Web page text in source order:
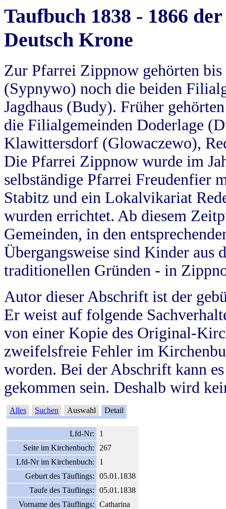
Taufbuch 1838 - 1866
Deutsch Krone
Zur Pfarrei Zippnow gehörten
(Sypnywo) noch die beiden
Jagdhaus (Budy). Früher
die Filialgemeinden Doderlage
Klawittersdorf (Glowaczewo),
Die Pfarrei Zippnow wurde im
selbständige Pfarrei Freudenfier
Stabitz und ein Lokalvikariat
wurden errichtet. Ab diesem
Gemeinden, in den
Übergangsweise sind Kinder aus
traditionellen Gründen - in
Autor dieser Abschrift ist der
Er weist auf folgende
von einer Kopie des Original-
zweifelsfreie Fehler im
worden. Bei der Abschrift kann
gekommen sein. Deshalb wird
Alles Suchen Auswahl Detail
Lfd-Nr:
1
Seite im Kirchenbuch:
267
Lfd-Nr im Kirchenbuch:
1
Geburt des Täuflings:
05.01.1838
Taufe des Täuflings:
05.01.1838
Vorname des Täuflings:
Catharina